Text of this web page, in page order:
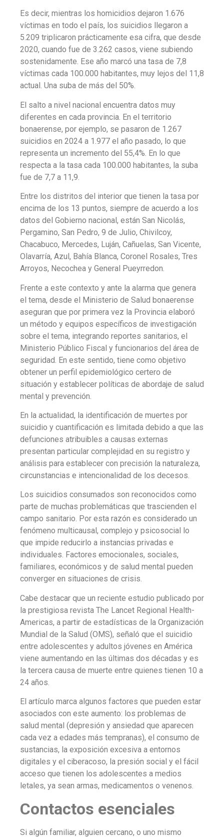
Es decir, mientras los homicidios dejaron 1.676
víctimas en todo el país, los suicidios llegaron a
5.209 triplicaron prácticamente esa cifra, que desde
2020, cuando fue de 3.262 casos, viene subiendo
sostenidamente. Ese año marcó una tasa de 7,8
víctimas cada 100.000 habitantes, muy lejos del 11,8
actual. Una suba de más del 50%.
El salto a nivel nacional encuentra datos muy
diferentes en cada provincia. En el territorio
bonaerense, por ejemplo, se pasaron de 1.267
suicidios en 2024 a 1.977 el año pasado, lo que
representa un incremento del 55,4%. En lo que
respecta a la tasa cada 100.000 habitantes, la suba
fue de 7,7 a 11,9.
Entre los distritos del interior que tienen la tasa por
encima de los 13 puntos, siempre de acuerdo a los
datos del Gobierno nacional, están San Nicolás,
Pergamino, San Pedro, 9 de Julio, Chivilcoy,
Chacabuco, Mercedes, Luján, Cañuelas, San Vicente,
Olavarría, Azul, Bahía Blanca, Coronel Rosales, Tres
Arroyos, Necochea y General Pueyrredon.
Frente a este contexto y ante la alarma que genera
el tema, desde el Ministerio de Salud bonaerense
aseguran que por primera vez la Provincia elaboró
un método y equipos específicos de investigación
sobre el tema, integrando reportes sanitarios, el
Ministerio Público Fiscal y funcionarios del área de
seguridad. En este sentido, tiene como objetivo
obtener un perfil epidemiológico certero de
situación y establecer políticas de abordaje de salud
mental y prevención.
En la actualidad, la identificación de muertes por
suicidio y cuantificación es limitada debido a que las
defunciones atribuibles a causas externas
presentan particular complejidad en su registro y
análisis para establecer con precisión la naturaleza,
circunstancias e intencionalidad de los decesos.
Los suicidios consumados son reconocidos como
parte de muchas problemáticas que trascienden el
campo sanitario. Por esta razón es considerado un
fenómeno multicausal, complejo y psicosocial lo
que impide reducirlo a instancias privadas e
individuales. Factores emocionales, sociales,
familiares, económicos y de salud mental pueden
converger en situaciones de crisis.
Cabe destacar que un reciente estudio publicado por
la prestigiosa revista The Lancet Regional Health-
Americas, a partir de estadísticas de la Organización
Mundial de la Salud (OMS), señaló que el suicidio
entre adolescentes y adultos jóvenes en América
viene aumentando en las últimas dos décadas y es
la tercera causa de muerte entre quienes tienen 10 a
24 años.
El artículo marca algunos factores que pueden estar
asociados con este aumento: los problemas de
salud mental (depresión y ansiedad que aparecen
cada vez a edades más tempranas), el consumo de
sustancias, la exposición excesiva a entornos
digitales y el ciberacoso, la presión social y el fácil
acceso que tienen los adolescentes a medios
letales, ya sean armas, medicamentos o venenos.
Contactos esenciales
Si algún familiar, alguien cercano, o uno mismo